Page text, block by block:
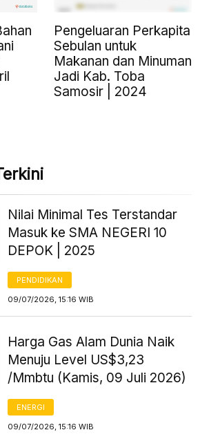
Pengeluaran Perkapita
Sebulan untuk
Makanan dan Minuman
Jadi Kab. Toba
Samosir | 2024
Nilai Minimal Tes Terstandar
Masuk ke SMA NEGERI 10
DEPOK | 2025
PENDIDIKAN
09/07/2026, 15:16 WIB
Harga Gas Alam Dunia Naik
Menuju Level US$3,23
/Mmbtu (Kamis, 09 Juli 2026)
ENERGI
09/07/2026, 15:16 WIB